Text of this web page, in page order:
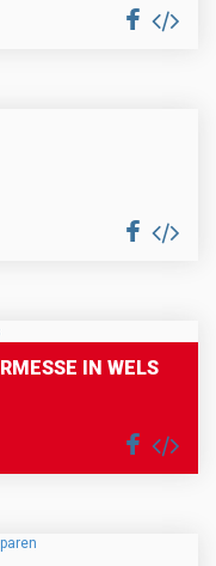
IN WELS